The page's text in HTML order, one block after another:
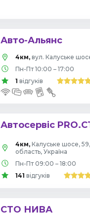
Авто-Альянс
4км, вул. Калуське
Пн-Пт 10:00 – 17:00
1 відгуків
Автосервіс
4км, Калуське шосе,
область, Україна
Пн-Пт 09:00 – 18:00
141 відгуків
СТО НИВА